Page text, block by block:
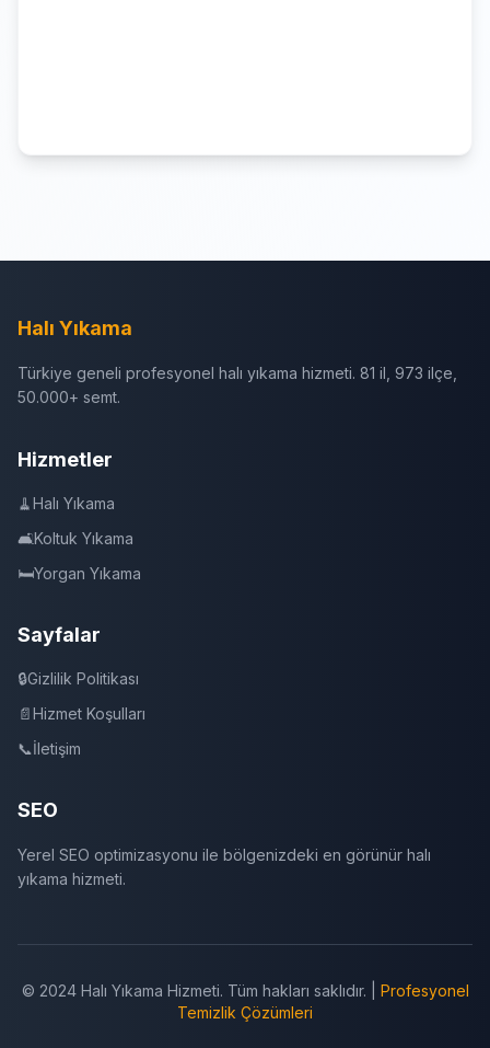
Halı Yıkama
Türkiye geneli profesyonel halı yıkama hizmeti. 81 il, 973 ilçe,
50.000+ semt.
Hizmetler
🧹Halı Yıkama
🛋️Koltuk Yıkama
🛏️Yorgan Yıkama
Sayfalar
🔒Gizlilik Politikası
📄Hizmet Koşulları
📞İletişim
SEO
Yerel SEO optimizasyonu ile bölgenizdeki en görünür halı
yıkama hizmeti.
© 2024 Halı Yıkama Hizmeti. Tüm hakları saklıdır. | Profesyonel
Temizlik Çözümleri